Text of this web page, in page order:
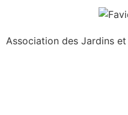
Association des Jardins